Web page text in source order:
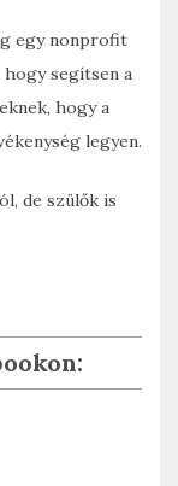
egy nonprofit
segítsen a
hogy a
legyen.
de szülők is